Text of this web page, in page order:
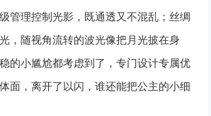
管理控制光影，既通透又不混乱；丝绸
，随视角流转的波光像把月光披在身
的小尴尬都考虑到了，专门设计专属优
面，离开了以闪，谁还能把公主的小细